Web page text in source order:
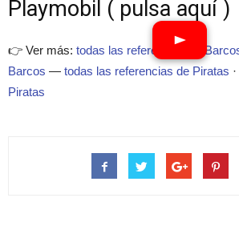
Playmobil ( pulsa aquí )
👉 Ver más: todas las referencias de
Barcos — todas las referencias de Piratas ·
Piratas